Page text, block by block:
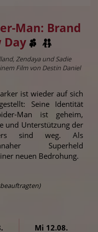
Man: Brand
Day
Zendaya und Sadie
Film von Destin Daniel
ist wieder auf sich
Seine Identität
Man ist geheim,
und Unterstützung der
sind weg. Als
Superheld
neuen Bedrohung.
Mi 12.08.